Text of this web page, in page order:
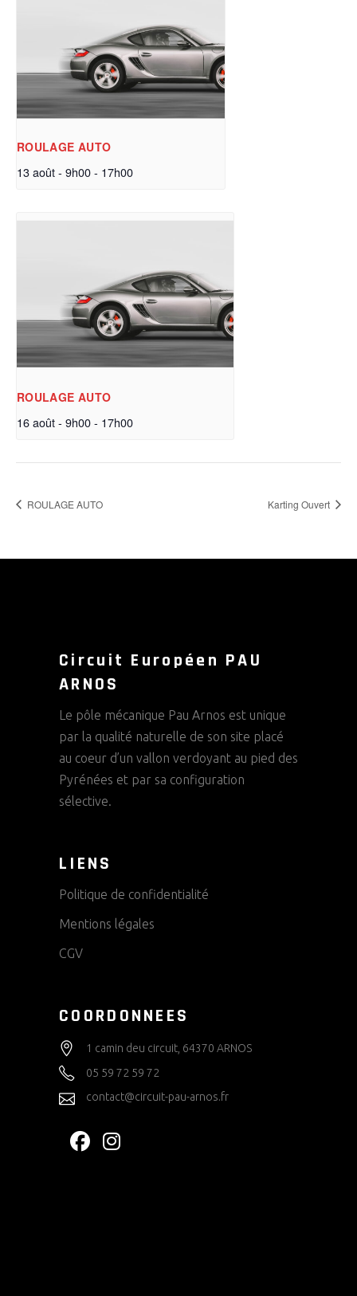
ROULAGE AUTO
13 août - 9h00- 17h00
ROULAGE AUTO
16 août - 9h00- 17h00
ROULAGE AUTO Karting Ouvert
Circuit Européen PAU
ARNOS
Le pôle mécanique Pau Arnos est unique
par la qualité naturelle de son site placé
au coeur d’un vallon verdoyant au pied des
Pyrénées et par sa configuration
sélective.
LIENS
Politique de confidentialité
Mentions légales
CGV
COORDONNEES
1 camin deu circuit, 64370 ARNOS
05 59 72 59 72
contact@circuit-pau-arnos.fr